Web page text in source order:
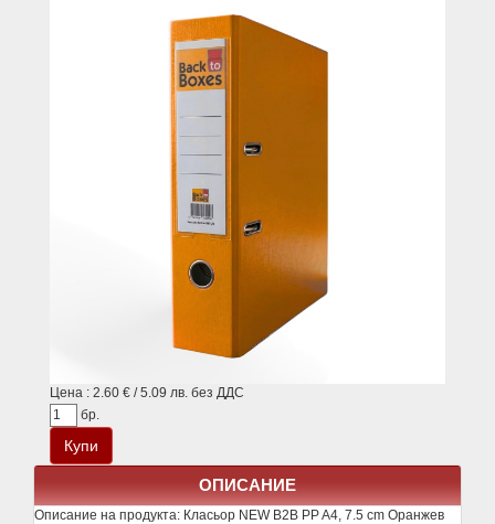
Цена : 2.60 € / 5.09 лв. без ДДС
бр.
ОПИСАНИЕ
Описание на продукта: Класьор NEW B2B PP A4, 7.5 cm Оранжев